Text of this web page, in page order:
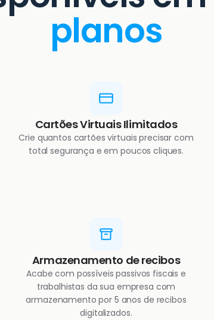
planos
Cartões Virtuais Ilimitados
Crie quantos cartões virtuais precisar com
total segurança e em poucos cliques.
Armazenamento de recibos
Acabe com possíveis passivos fiscais e
trabalhistas da sua empresa com
armazenamento por 5 anos de recibos
digitalizados.